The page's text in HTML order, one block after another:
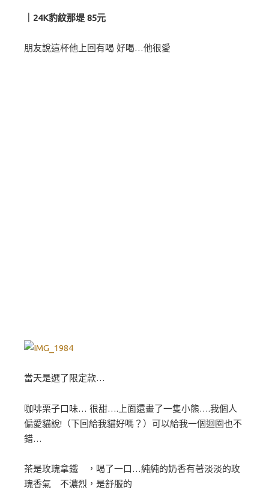
｜24K豹紋那堤 85元
朋友說這杯他上回有喝 好喝…他很愛
當天是選了限定款…
咖啡栗子口味… 很甜….上面還畫了一隻小熊….我個人
偏愛貓說!（下回給我貓好嗎？）可以給我一個迴圈也不
錯…
茶是玫瑰拿鐵 ，喝了一口…純純的奶香有著淡淡的玫
瑰香氣 不濃烈，是舒服的